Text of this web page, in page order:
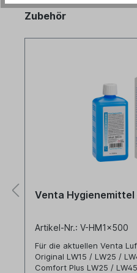
Zubehör
Venta Hygienemittel
Artikel-Nr.: V-HM1x500
Für die aktuellen Venta
Original LW15 / LW25 /
Comfort Plus LW25 / LW45